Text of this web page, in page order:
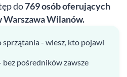
do769 osób oferujących
Warszawa Wilanów.
sprzątania - wiesz, kto pojawi
bez pośredników zawsze